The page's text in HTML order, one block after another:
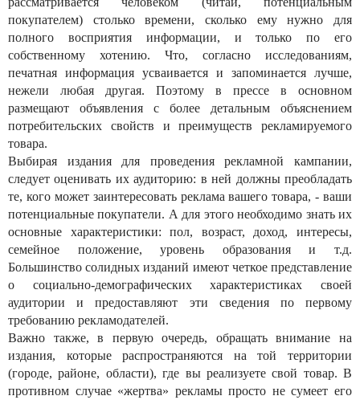
покупателем) столько времени, сколько ему нужно для
полного восприятия информации, и только по его
собственному хотению. Что, согласно исследованиям,
печатная информация усваивается и запоминается лучше,
нежели любая другая. Поэтому в прессе в основном
размещают объявления с более детальным объяснением
потребительских свойств и преимуществ рекламируемого
товара.
Выбирая издания для проведения рекламной кампании,
следует оценивать их аудиторию: в ней должны преобладать
те, кого может заинтересовать реклама вашего товара, - ваши
потенциальные покупатели. А для этого необходимо знать их
основные характеристики: пол, возраст, доход, интересы,
семейное положение, уровень образования и т.д.
Большинство солидных изданий имеют четкое представление
о социально-демографических характеристиках своей
аудитории и предоставляют эти сведения по первому
требованию рекламодателей.
Важно также, в первую очередь, обращать внимание на
издания, которые распространяются на той территории
(городе, районе, области), где вы реализуете свой товар. В
противном случае «жертва» рекламы просто не сумеет его